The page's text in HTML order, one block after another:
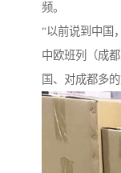
频。
“以前说到中国
中欧班列（成
国、对成都多